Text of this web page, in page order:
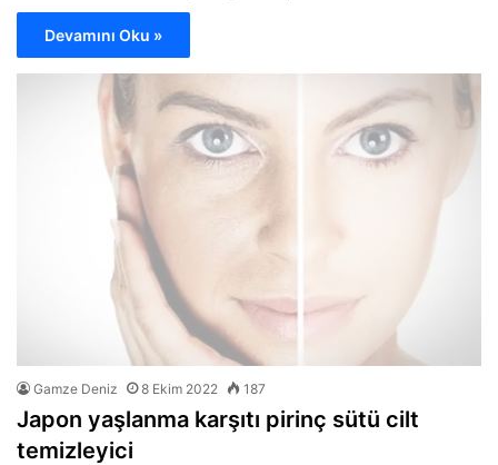
Devamını Oku »
Gamze Deniz 8 Ekim 2022 187
Japon yaşlanma karşıtı pirinç sütü cilt
temizleyici